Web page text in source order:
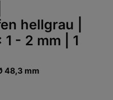
hellgrau |
- 2 mm | 1
48,3 mm